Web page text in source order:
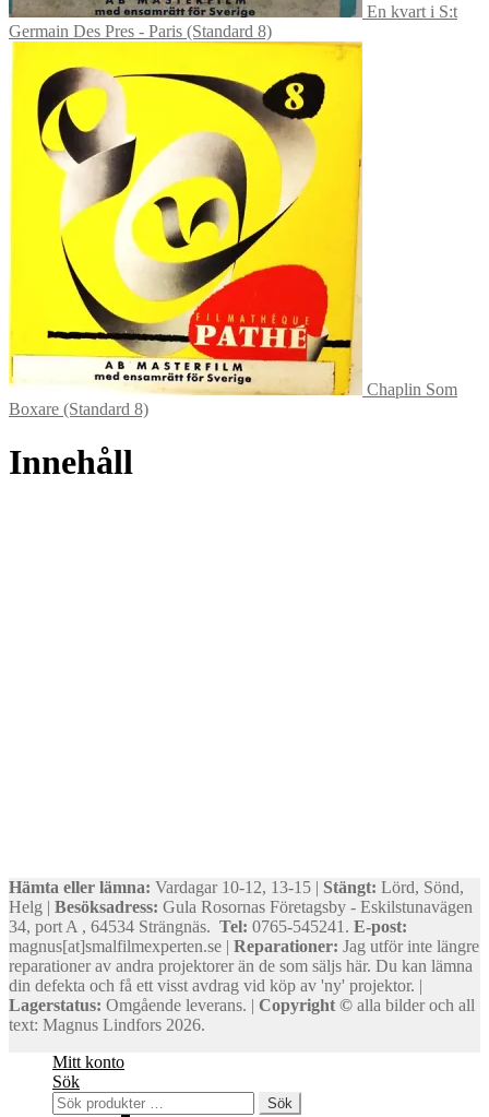
En kvart i S:t
Germain Des Pres - Paris (Standard 8)
Chaplin Som
Boxare (Standard 8)
Innehåll
Hämta eller lämna: Vardagar 10-12, 13-15 | Stängt: Lörd, Sönd,
Helg | Besöksadress: Gula Rosornas Företagsby - Eskilstunavägen
34, port A , 64534 Strängnäs. Tel: 0765-545241. E-post:
magnus[at]smalfilmexperten.se | Reparationer: Jag utför inte längre
reparationer av andra projektorer än de som säljs här. Du kan lämna
din defekta och få ett visst avdrag vid köp av 'ny' projektor. |
Lagerstatus: Omgående leverans. | Copyright © alla bilder och all
text: Magnus Lindfors 2026.
Mitt konto
Sök
Sök
Sök